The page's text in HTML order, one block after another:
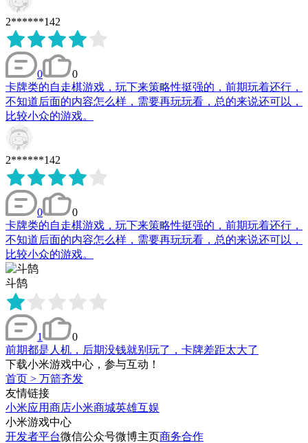
2******142
0
0
卡牌类的自走棋游戏，玩下来策略性挺强的，前期玩着还行，
不知道后面的内容怎么样，需要再玩玩看，总的来说还可以，
比较小众的游戏。
2******142
0
0
卡牌类的自走棋游戏，玩下来策略性挺强的，前期玩着还行，
不知道后面的内容怎么样，需要再玩玩看，总的来说还可以，
比较小众的游戏。
斗鹄
1
0
前期都是人机，后期没钱就别玩了，卡牌差距太大了
下载小米游戏中心，参与互动！
首页 > 万箭齐发
友情链接
小米应用商店小米商城英雄互娱
小米游戏中心
开发者平台微信公众号微博主页商务合作